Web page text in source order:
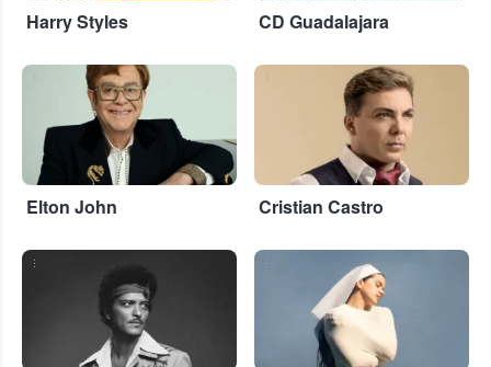
Harry Styles CD Guadalajara
...
Elton John
...
Cristian Castro
... ...